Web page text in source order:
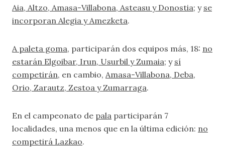
Aia, Altzo, Amasa-Villabona, Asteasu y Donostia; y se
incorporan Alegia y Amezketa.
A paleta goma, participarán dos equipos más, 18: no
estarán Elgoibar, Irun, Usurbil y Zumaia; y sí
competirán, en cambio, Amasa-Villabona, Deba,
Orio, Zarautz, Zestoa y Zumarraga.
En el campeonato de pala participarán 7
localidades, una menos que en la última edición: no
competirá Lazkao.